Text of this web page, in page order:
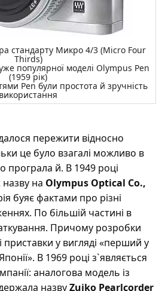
стандарту Микро 4/3 (Micro Four
Thirds)
популярної моделі Olympus Pen
(1959 рік)
Pen були простота й зручність
використання
пережити відносно
це було взагалі можливо в
програла й. В 1949 році
назву на Olympus Optical Co.,
буяє фактами про різні
По більшій частині в
Причому розробки
приставки у вигляді «перший у
В 1969 році з`являється
аналогова модель із
назвуZuiko Pearlcorder